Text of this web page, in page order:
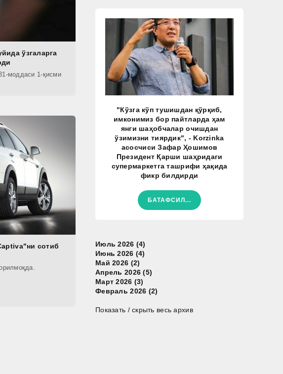
ўзгаларга
моддаси 1-қисми
сотиб
"Кўзга кўп тушишдан қўрқиб,
имконимиз бор пайтларда ҳам
янги шаҳобчалар очишдан
ўзимизни тиярдик", - Korzinka
асосчиси Зафар Ҳошимов
Президент Қарши шаҳридаги
супермаркетга ташрифи ҳақида
фикр билдирди
БАТАФСИЛ...
Июль 2026 (4)
Июнь 2026 (4)
Май 2026 (2)
Апрель 2026 (5)
Март 2026 (3)
Февраль 2026 (2)
Показать / скрыть весь архив